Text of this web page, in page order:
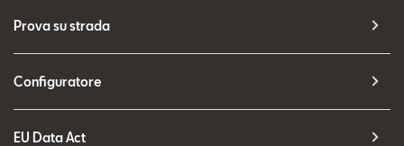
Prova su strada
Configuratore
EU Data Act